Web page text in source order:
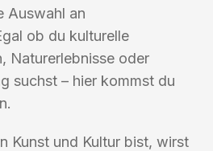
Auswahl an
ob du kulturelle
Naturerlebnisse oder
suchst – hier kommst du
Kunst und Kultur bist, wirst